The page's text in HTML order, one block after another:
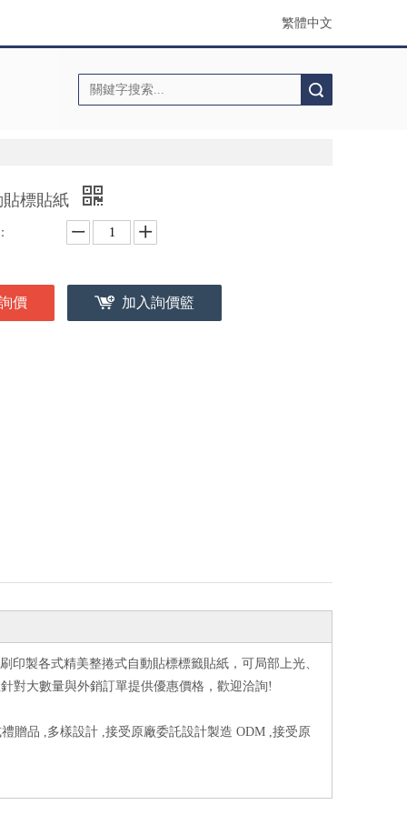
繁體中文
貼標貼紙
價 加入詢價籃
製各式精美整捲式自動貼標標籤貼紙，可局部上光、
對大數量與外銷訂單提供優惠價格，歡迎洽詢!
贈品 ,多樣設計 ,接受原廠委託設計製造 ODM ,接受原